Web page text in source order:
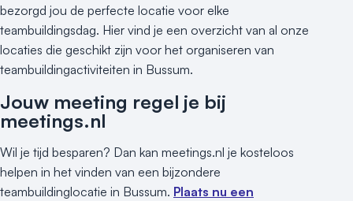
bezorgd jou de perfecte locatie voor elke
teambuildingsdag. Hier vind je een overzicht van al onze
locaties die geschikt zijn voor het organiseren van
teambuildingactiviteiten in Bussum.
Jouw meeting regel je bij
meetings.nl
Wil je tijd besparen? Dan kan meetings.nl je kosteloos
helpen in het vinden van een bijzondere
teambuildinglocatie in Bussum. Plaats nu een